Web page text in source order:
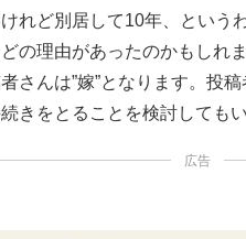
れど別居して10年、という
の理由があったのかもしれ
さんは”嫁”となります。投
きをとることを検討しても
広告